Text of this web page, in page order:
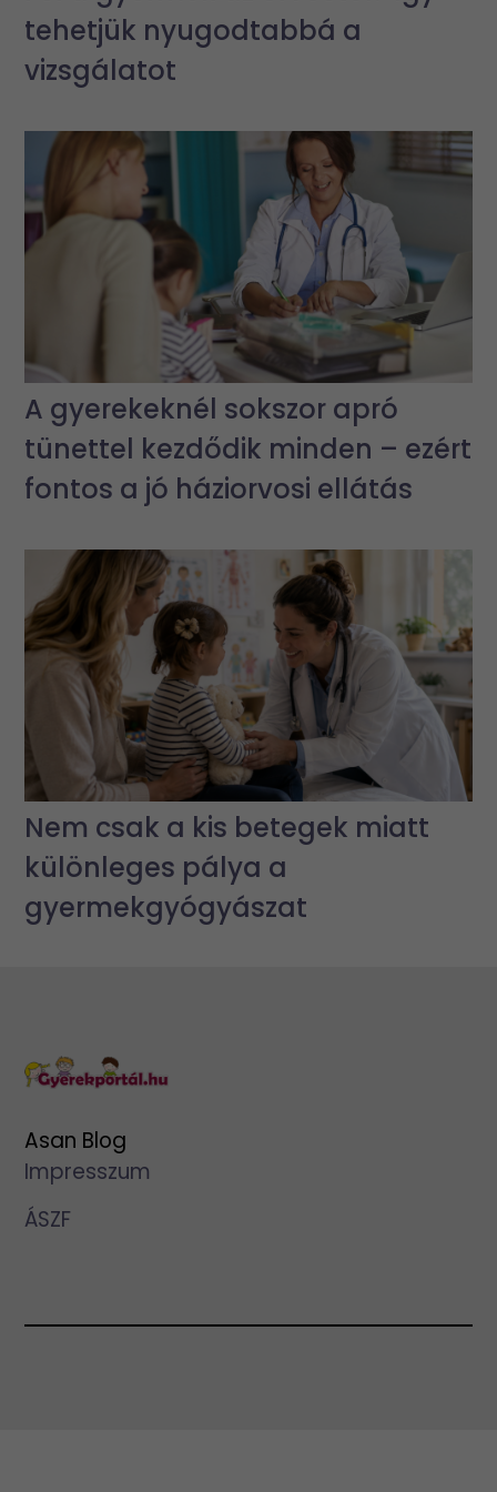
tehetjük nyugodtabbá a
vizsgálatot
A gyerekeknél sokszor apró
tünettel kezdődik minden – ezért
fontos a jó háziorvosi ellátás
Nem csak a kis betegek miatt
különleges pálya a
gyermekgyógyászat
Asan Blog
Impresszum
ÁSZF